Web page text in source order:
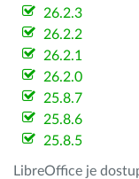
26.2.3
26.2.2
26.2.1
26.2.0
25.8.7
25.8.6
25.8.5
LibreOffice je